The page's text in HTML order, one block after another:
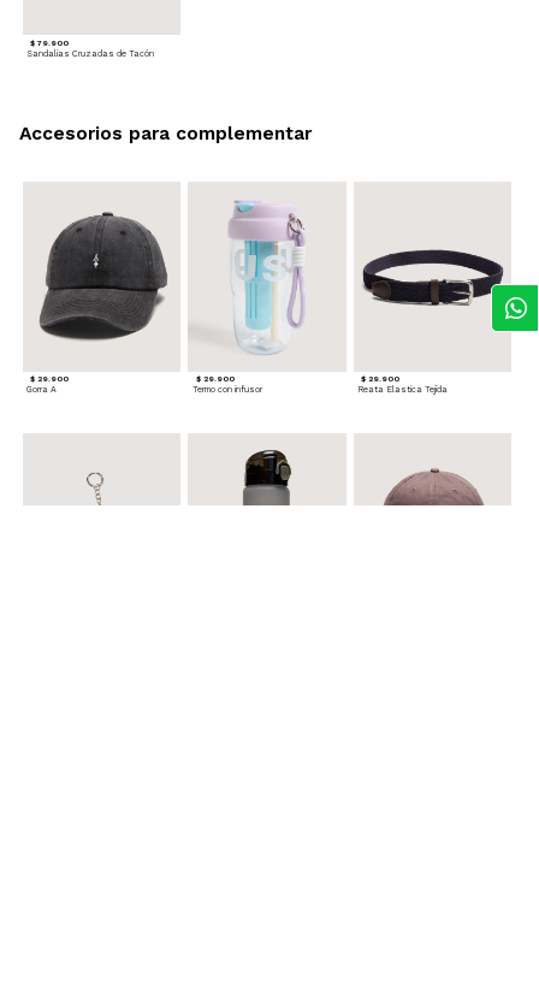
$ 79.900
Sandalias Cruzadas de Tacón
$ 29.900
Gorra A
$ 29.900
Termo con infusor
$ 29.900
Reata Elastica Tejida
Accesorios para complementar